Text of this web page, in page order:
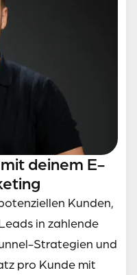
deinem E-
Kunden,
in zahlende
Strategien und
pro Kunde mit